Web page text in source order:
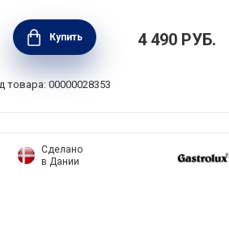
см, стекло, BEKA, Бельгия,
13119204
Купить 4 490 РУБ.
товара: 00000028353
Сделано
в Дании